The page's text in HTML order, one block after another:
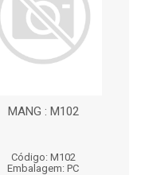
MANG : M102
Código: M102
Embalagem: PC